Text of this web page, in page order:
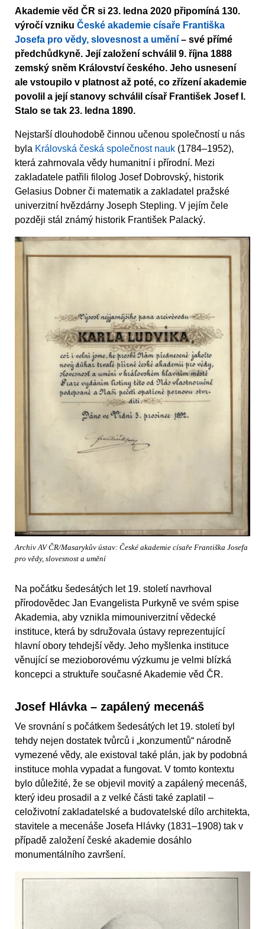
Akademie věd ČR si 23. ledna 2020 připomíná 130.
výročí vzniku České akademie císaře Františka
Josefa pro vědy, slovesnost a umění – své přímé
předchůdkyně. Její založení schválil 9. října 1888
zemský sněm Království českého. Jeho usnesení
ale vstoupilo v platnost až poté, co zřízení akademie
povolil a její stanovy schválil císař František Josef I.
Stalo se tak 23. ledna 1890.
Nejstarší dlouhodobě činnou učenou společností u nás
byla Královská česká společnost nauk (1784–1952),
která zahrnovala vědy humanitní i přírodní. Mezi
zakladatele patřili filolog Josef Dobrovský, historik
Gelasius Dobner či matematik a zakladatel pražské
univerzitní hvězdárny Joseph Stepling. V jejím čele
později stál známý historik František Palacký.
Archiv AV ČR/Masarykův ústav: České akademie císaře Františka Josefa
pro vědy, slovesnost a umění
Na počátku šedesátých let 19. století navrhoval
přírodovědec Jan Evangelista Purkyně ve svém spise
Akademia, aby vznikla mimouniverzitní vědecké
instituce, která by sdružovala ústavy reprezentující
hlavní obory tehdejší vědy. Jeho myšlenka instituce
věnující se mezioborovému výzkumu je velmi blízká
koncepci a struktuře současné Akademie věd ČR.
Josef Hlávka – zapálený mecenáš
Ve srovnání s počátkem šedesátých let 19. století byl
tehdy nejen dostatek tvůrců i „konzumentů“ národně
vymezené vědy, ale existoval také plán, jak by podobná
instituce mohla vypadat a fungovat. V tomto kontextu
bylo důležité, že se objevil movitý a zapálený mecenáš,
který ideu prosadil a z velké části také zaplatil –
celoživotní zakladatelské a budovatelské dílo architekta,
stavitele a mecenáše Josefa Hlávky (1831–1908) tak v
případě založení české akademie dosáhlo
monumentálního završení.